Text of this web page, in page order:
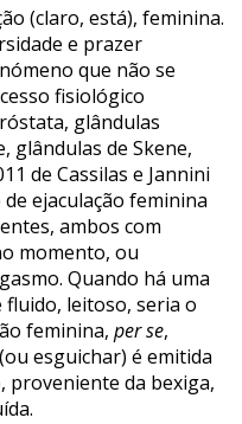
(claro, está), feminina.
e prazer
que não se
fisiológico
glândulas
glândulas de Skene,
de Cassilas e Jannini
ejaculação feminina
ambos com
momento, ou
Quando há uma
fluido, leitoso, seria o
feminina, per se,
esguichar) é emitida
proveniente da bexiga,